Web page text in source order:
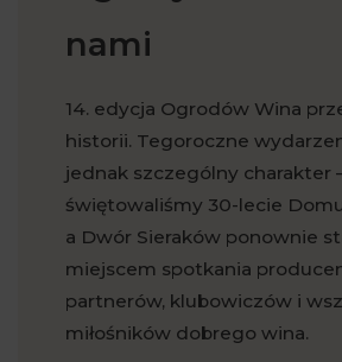
nami
14. edycja Ogrodów Wina
historii. Tegoroczne
jednak szczególny charakter
świętowaliśmy 30-lecie
a Dwór Sieraków ponownie
miejscem spotkania
partnerów, klubowiczów i
miłośników dobrego wina.